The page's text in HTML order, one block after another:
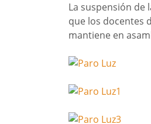
La suspensión de
que los docentes
mantiene en